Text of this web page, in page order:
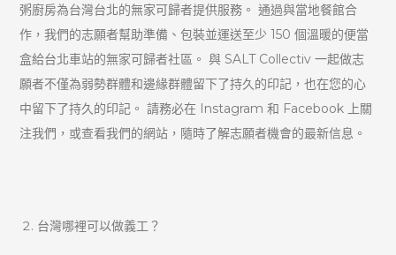
粥廚房為台灣台北的無家可歸者提供服務。 通過與當地餐館合
作，我們的志願者幫助準備、包裝並運送至少 150 個溫暖的便當
盒給台北車站的無家可歸者社區。 與 SALT Collectiv 一起做志
願者不僅為弱勢群體和邊緣群體留下了持久的印記，也在您的心
中留下了持久的印記。 請務必在 Instagram 和 Facebook 上關
注我們，或查看我們的網站，隨時了解志願者機會的最新信息。
台灣哪裡可以做義工？